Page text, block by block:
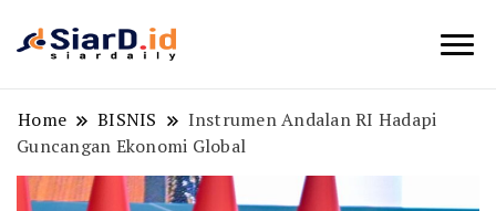
Home BISNIS
Instrumen Andalan RI Hadapi
Guncangan Ekonomi Global